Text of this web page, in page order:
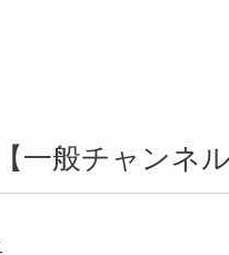
一般チャンネ